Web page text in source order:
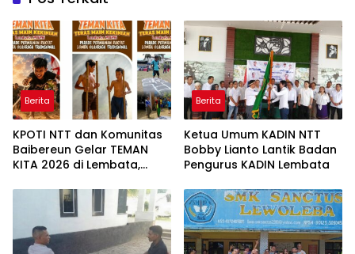
Berita
KPOTI NTT dan Komunitas
Baibereun Gelar TEMAN
KITA 2026 di Lembata,
Permainan Tradisional
Berita
Ketua Umum KADIN NTT
Bobby Lianto Lantik Badan
Pengurus KADIN Lembata